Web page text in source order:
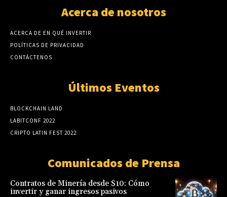
Acerca de nosotros
ACERCA DE EN QUÉ INVERTIR
POLÍTICAS DE PRIVACIDAD
CONTÁCTENOS
Últimos Eventos
BLOCKCHAIN LAND
LABITCONF 2022
CRIPTO LATIN FEST 2022
Comunicados de Prensa
Contratos de Minería desde $10: Cómo
invertir y ganar ingresos pasivos